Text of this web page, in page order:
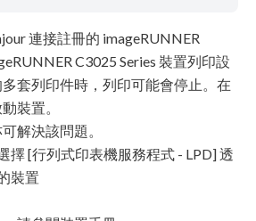
連接註冊的 imageRUNNER
C3025 Series 裝置列印設
套列印件時，列印可能會停止。在
裝置。
解決該問題。
擇 [行列式印表機服務程式 - LPD] 透
裝置